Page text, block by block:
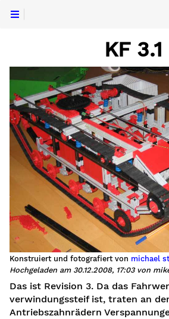
KF 3.1
Konstruiert und fotografiert von michael
Hochgeladen am 30.12.2008, 17:03 von
Das ist Revision 3. Da das
verwindungssteif ist, traten an
Antriebszahnrädern